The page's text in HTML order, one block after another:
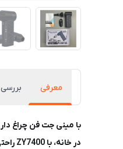
معرفی بررسی
در خانه، با ZY7400 راحتی و شیک‌بودن را به سبک زندگی خود بیفزایید. فرصت را از دست ندهید!